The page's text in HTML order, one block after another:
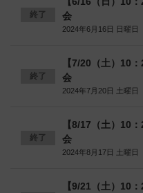
終了
会
2024年6月16日 日曜日
終了
【7/20（土）10
会
2024年7月20日 土曜日
終了
【8/17（土）10
会
2024年8月17日 土曜日
【9/21（土）10